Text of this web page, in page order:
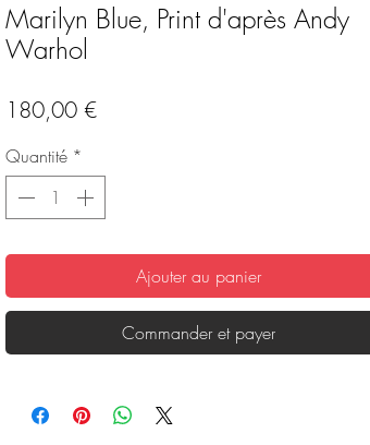
Marilyn Blue, Print d'après Andy
Warhol
180,00 €Prix
Quantité *
Ajouter au panier
Commander et payer